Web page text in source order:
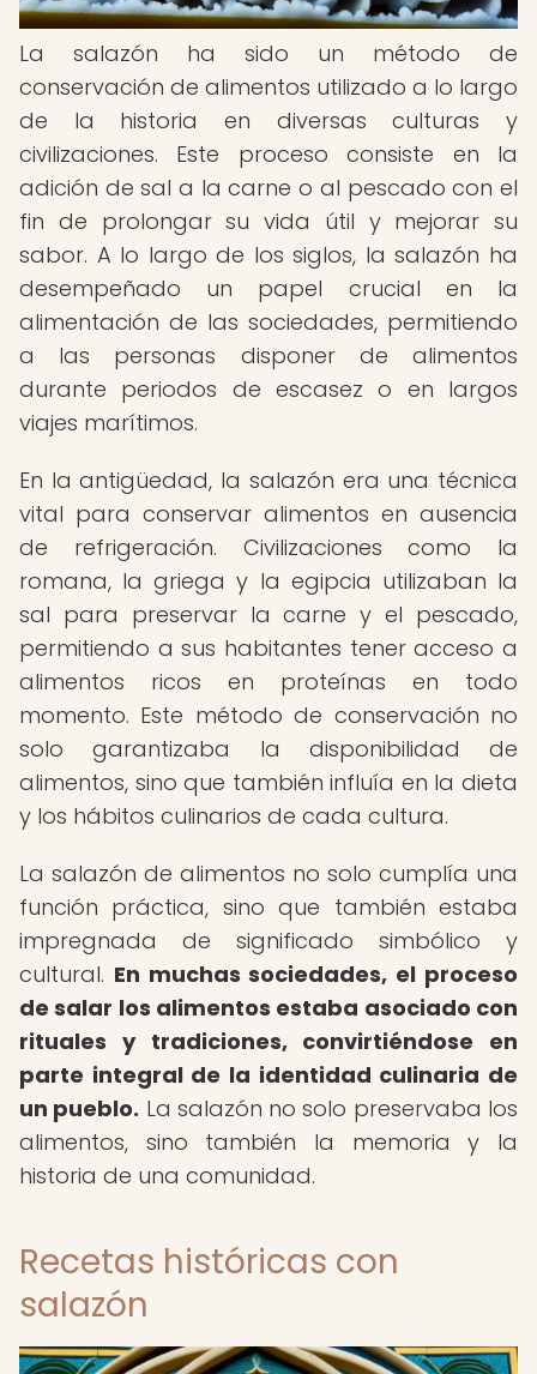
La salazón ha sido un método de
conservación de alimentos utilizado a lo largo
de la historia en diversas culturas y
civilizaciones. Este proceso consiste en la
adición de sal a la carne o al pescado con el
fin de prolongar su vida útil y mejorar su
sabor. A lo largo de los siglos, la salazón ha
desempeñado un papel crucial en la
alimentación de las sociedades, permitiendo
a las personas disponer de alimentos
durante periodos de escasez o en largos
viajes marítimos.
En la antigüedad, la salazón era una técnica
vital para conservar alimentos en ausencia
de refrigeración. Civilizaciones como la
romana, la griega y la egipcia utilizaban la
sal para preservar la carne y el pescado,
permitiendo a sus habitantes tener acceso a
alimentos ricos en proteínas en todo
momento. Este método de conservación no
solo garantizaba la disponibilidad de
alimentos, sino que también influía en la dieta
y los hábitos culinarios de cada cultura.
La salazón de alimentos no solo cumplía una
función práctica, sino que también estaba
impregnada de significado simbólico y
cultural. En muchas sociedades, el proceso
de salar los alimentos estaba asociado con
rituales y tradiciones, convirtiéndose en
parte integral de la identidad culinaria de
un pueblo. La salazón no solo preservaba los
alimentos, sino también la memoria y la
historia de una comunidad.
Recetas históricas con
salazón